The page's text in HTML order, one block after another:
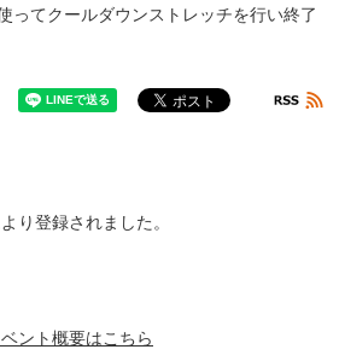
ってクールダウンストレッチを行い終了
より登録されました。
ント概要はこちら